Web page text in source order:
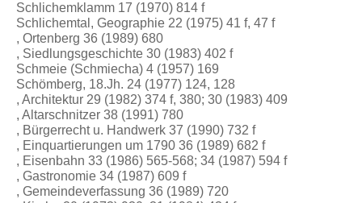
Schlichemklamm 17 (1970) 814 f
Schlichemtal, Geographie 22 (1975) 41 f, 47 f
, Ortenberg 36 (1989) 680
, Siedlungsgeschichte 30 (1983) 402 f
Schmeie (Schmiecha) 4 (1957) 169
Schömberg, 18.Jh. 24 (1977) 124, 128
, Architektur 29 (1982) 374 f, 380; 30 (1983) 409
, Altarschnitzer 38 (1991) 780
, Bürgerrecht u. Handwerk 37 (1990) 732 f
, Einquartierungen um 1790 36 (1989) 682 f
, Eisenbahn 33 (1986) 565-568; 34 (1987) 594 f
, Gastronomie 34 (1987) 609 f
, Gemeindeverfassung 36 (1989) 720